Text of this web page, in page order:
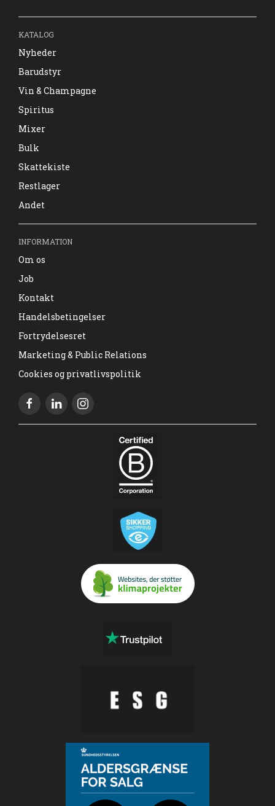
KATALOG
Nyheder
Barudstyr
Vin & Champagne
Spiritus
Mixer
Bulk
Skattekiste
Restlager
Andet
INFORMATION
Om os
Job
Kontakt
Handelsbetingelser
Fortrydelsesret
Marketing & Public Relations
Cookies og privatlivspolitik